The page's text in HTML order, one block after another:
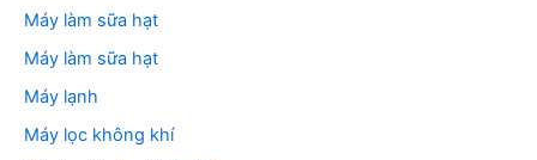
Máy làm sữa hạt
Máy làm sữa hạt
Máy lạnh
Máy lọc không khí